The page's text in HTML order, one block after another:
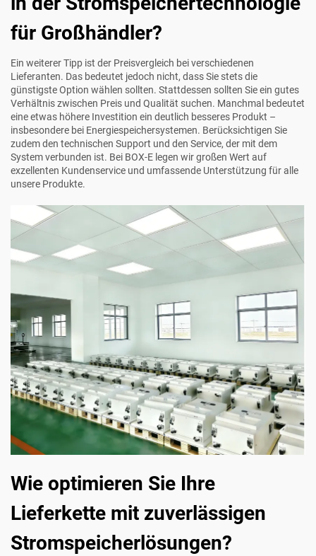
für Großhändler?
Ein weiterer Tipp ist der Preisvergleich bei verschiedenen
Lieferanten. Das bedeutet jedoch nicht, dass Sie stets die
günstigste Option wählen sollten. Stattdessen sollten Sie ein gutes
Verhältnis zwischen Preis und Qualität suchen. Manchmal bedeutet
eine etwas höhere Investition ein deutlich besseres Produkt –
insbesondere bei Energiespeichersystemen. Berücksichtigen Sie
zudem den technischen Support und den Service, der mit dem
System verbunden ist. Bei BOX-E legen wir großen Wert auf
exzellenten Kundenservice und umfassende Unterstützung für alle
unsere Produkte.
Wie optimieren Sie Ihre
Lieferkette mit zuverlässigen
Stromspeicherlösungen?